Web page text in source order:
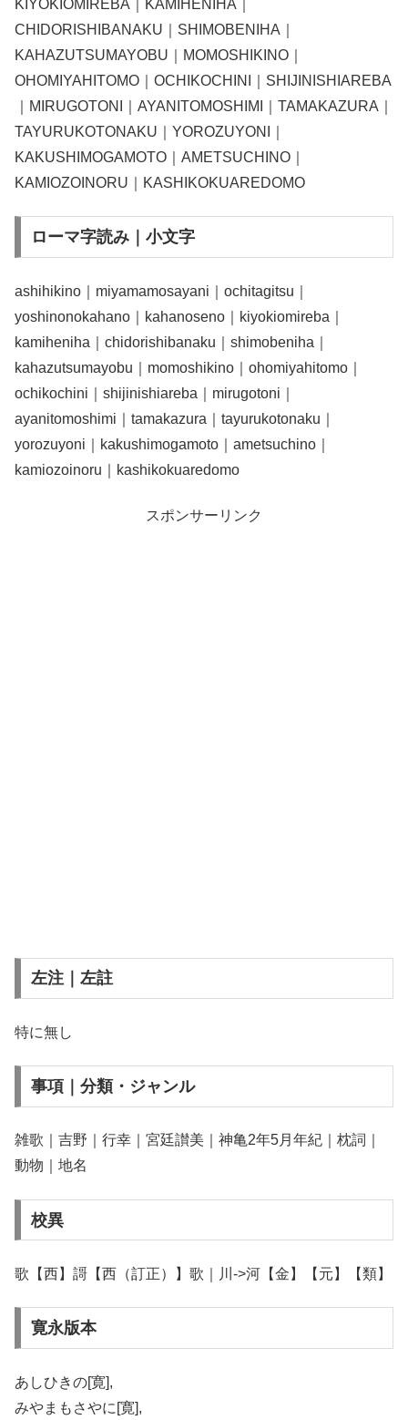
KIYOKIOMIREBA｜KAMIHENIHA｜
CHIDORISHIBANAKU｜SHIMOBENIHA｜
KAHAZUTSUMAYOBU｜MOMOSHIKINO｜
OHOMIYAHITOMO｜OCHIKOCHINI｜SHIJINISHIAREBA
｜MIRUGOTONI｜AYANITOMOSHIMI｜TAMAKAZURA｜
TAYURUKOTONAKU｜YOROZUYONI｜
KAKUSHIMOGAMOTO｜AMETSUCHINO｜
KAMIOZOINORU｜KASHIKOKUAREDOMO
ローマ字読み｜小文字
ashihikino｜miyamamosayani｜ochitagitsu｜
yoshinonokahano｜kahanoseno｜kiyokiomireba｜
kamiheniha｜chidorishibanaku｜shimobeniha｜
kahazutsumayobu｜momoshikino｜ohomiyahitomo｜
ochikochini｜shijinishiareba｜mirugotoni｜
ayanitomoshimi｜tamakazura｜tayurukotonaku｜
yorozuyoni｜kakushimogamoto｜ametsuchino｜
kamiozoinoru｜kashikokuaredomo
スポンサーリンク
左注｜左註
特に無し
事項｜分類・ジャンル
雑歌｜吉野｜行幸｜宮廷讃美｜神亀2年5月年紀｜枕詞｜
動物｜地名
校異
歌【西】謌【西（訂正）】歌｜川->河【金】【元】【類】
寛永版本
あしひきの[寛],
みやまもさやに[寛],